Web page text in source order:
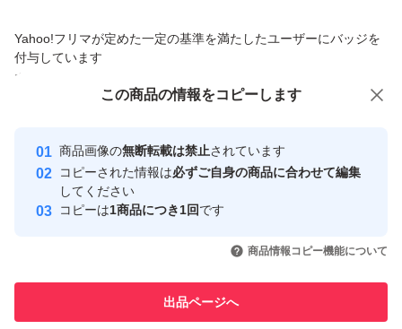
華やかなローズフローラルの香り。
弱酸性・合成着色料フリー。
アレルギーテスト済み。
ません）
つめかえ用。
洗顔のあと、指先にパール粒2?3個くらいの量をとり、下
そのあと、手のひら全体で顔をおおうようにやさしくハン
ドプレスします。
Yahoo!フリマが定めた一定の基準を満たしたユーザーにバッジを
付与しています
安心取引出品者
取引実績
取引実績◯+
このユーザーはYahoo!フリマの取
引を完了させた実績があります
での取引実績があります
スピード&安心発送
商品への質問からの値下げ交渉、不適切なカテゴリ変更依頼は禁止です
この商品の情報をコピーします
商品画像の無断転載は禁止されています
コピーされた情報は必ずご自身の商品に合わせて編集
してください
コピーは1商品につき1回です
商品情報コピー機能について
出品ページへ
この商品をみている人にオススメ